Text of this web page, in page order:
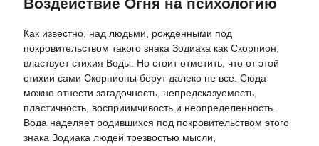
Как известно, над людьми, рожденными под
покровительством такого знака Зодиака как Скорпион,
властвует стихия Воды. Но стоит отметить, что от этой
стихии сами Скорпионы берут далеко не все. Сюда
можно отнести загадочность, непредсказуемость,
пластичность, восприимчивость и неопределенность.
Вода наделяет родившихся под покровительством этого
знака Зодиака людей трезвостью мысли,